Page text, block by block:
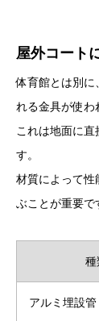
屋外コート
体育館とは別に
れる金具が使わ
これは地面に
す。
材質によって性
ぶことが重要で
種
アルミ埋設管